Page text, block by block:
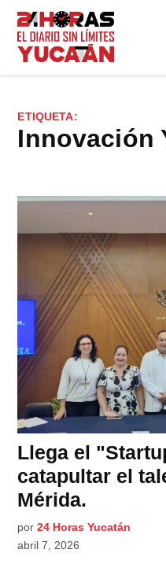
Saltar
contenido
ETIQUETA:
innovación
Llega el
catapultar el
Mérida.
por 24 Horas Yucatán
abril 7, 2026